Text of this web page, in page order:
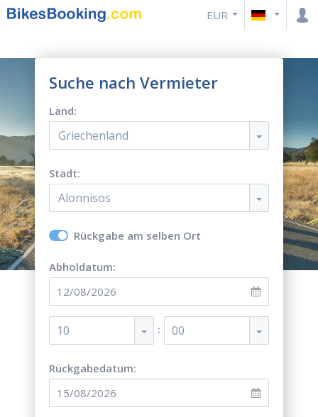
EUR
Suche nach Vermieter
Land:
Griechenland
Stadt:
Alonnisos
Rückgabe am selben Ort
Abholdatum:
10 : 00
Rückgabedatum: